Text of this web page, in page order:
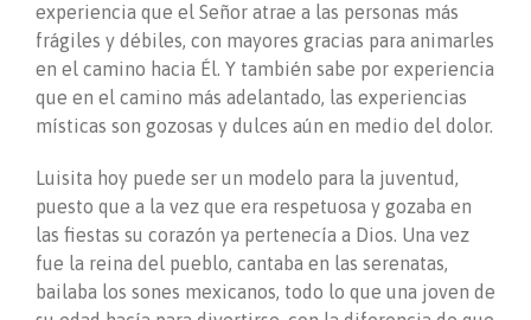
experiencia que el Señor atrae a las personas más
frágiles y débiles, con mayores gracias para animarles
en el camino hacia Él. Y también sabe por experiencia
que en el camino más adelantado, las experiencias
místicas son gozosas y dulces aún en medio del dolor.
Luisita hoy puede ser un modelo para la juventud,
puesto que a la vez que era respetuosa y gozaba en
las fiestas su corazón ya pertenecía a Dios. Una vez
fue la reina del pueblo, cantaba en las serenatas,
bailaba los sones mexicanos, todo lo que una joven de